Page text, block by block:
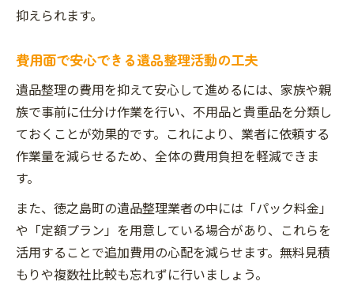
抑えられます。
費用面で安心できる遺品整理活動の工夫
遺品整理の費用を抑えて安心して進めるには、家族や親
族で事前に仕分け作業を行い、不用品と貴重品を分類し
ておくことが効果的です。これにより、業者に依頼する
作業量を減らせるため、全体の費用負担を軽減できま
す。
また、徳之島町の遺品整理業者の中には「パック料金」
や「定額プラン」を用意している場合があり、これらを
活用することで追加費用の心配を減らせます。無料見積
もりや複数社比較も忘れずに行いましょう。